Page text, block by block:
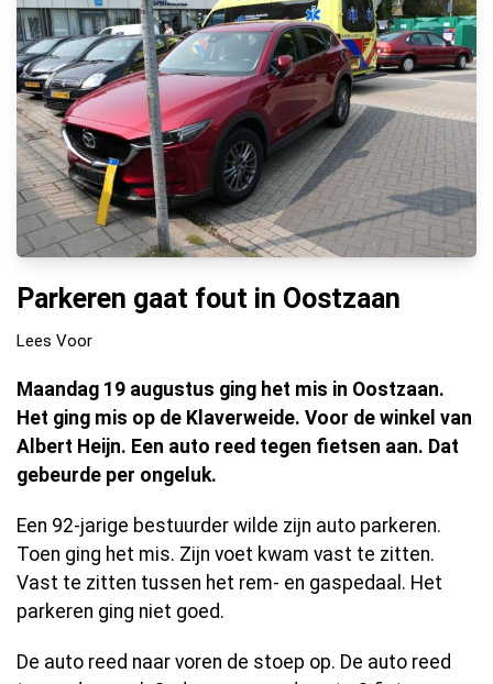
Parkeren gaat fout in Oostzaan
Lees Voor
Maandag 19 augustus ging het mis in Oostzaan.
Het ging mis op de Klaverweide. Voor de winkel van
Albert Heijn. Een auto reed tegen fietsen aan. Dat
gebeurde per ongeluk.
Een 92-jarige bestuurder wilde zijn auto parkeren.
Toen ging het mis. Zijn voet kwam vast te zitten.
Vast te zitten tussen het rem- en gaspedaal. Het
parkeren ging niet goed.
De auto reed naar voren de stoep op. De auto reed